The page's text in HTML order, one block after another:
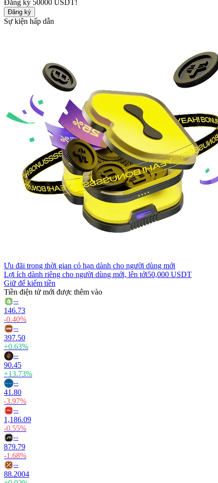
Đăng ký 50000 USDT!
Đăng ký
Sự kiện hấp dẫn
Ưu đãi trong thời gian có hạn dành cho người dùng mới
Lợi ích dành riêng cho người dùng mới, lên tới50,000 USDT
Giữ để kiếm tiền
Tiền điện tử mới được thêm vào
--
146.73
-0.40%
--
397.50
+0.63%
--
90.45
+13.73%
--
41.80
-3.97%
--
1,186.09
-0.55%
--
879.79
-1.68%
--
88.2004